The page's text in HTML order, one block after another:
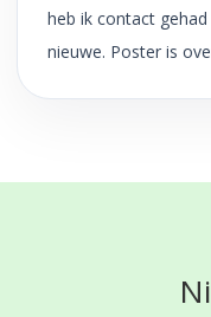
heb ik contact
nieuwe. Poster is